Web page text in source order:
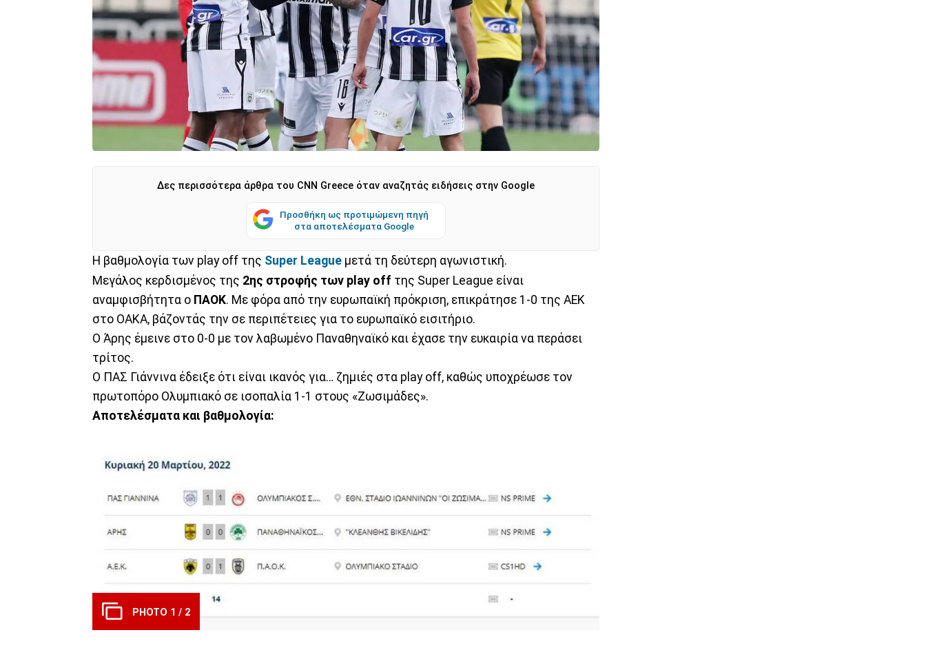
Δες περισσότερα άρθρα του CNN Greece όταν αναζητάς ειδήσεις στην Google
Προσθήκη ως προτιμώμενη πηγή
στα αποτελέσματα Google
Η βαθμολογία των play off της Super League μετά τη δεύτερη αγωνιστική.
Μεγάλος κερδισμένος της 2ης στροφής των play off της Super League είναι
αναμφισβήτητα ο ΠΑΟΚ. Με φόρα από την ευρωπαϊκή πρόκριση, επικράτησε 1-0 της ΑΕΚ
στο ΟΑΚΑ, βάζοντάς την σε περιπέτειες για το ευρωπαϊκό εισιτήριο.
Ο Άρης έμεινε στο 0-0 με τον λαβωμένο Παναθηναϊκό και έχασε την ευκαιρία να περάσει
τρίτος.
Ο ΠΑΣ Γιάννινα έδειξε ότι είναι ικανός για… ζημιές στα play off, καθώς υποχρέωσε τον
πρωτοπόρο Ολυμπιακό σε ισοπαλία 1-1 στους «Ζωσιμάδες».
Αποτελέσματα και βαθμολογία:
PHOTO 1 / 2